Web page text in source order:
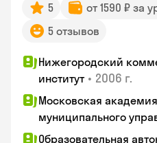
5 от 1590 ₽ за
5 отзывов
Нижегородский
институт • 2006 г.
Московская
муниципального
Образовательная